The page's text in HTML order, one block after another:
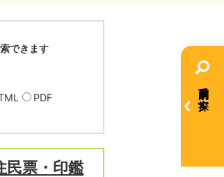
目的別で探す
できます
PDF
民票・印鑑